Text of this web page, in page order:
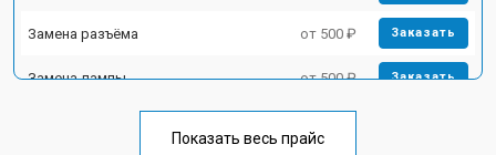
Замена разъёма от 500 ₽ Заказать
Замена лампы от 500 ₽ Заказать
Показать весь прайс